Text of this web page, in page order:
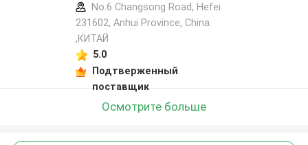
No.6 Changsong Road, Hefei
231602, Anhui Province, China.
,КИТАЙ
5.0
Подтверженный
поставщик
Осмотрите больше